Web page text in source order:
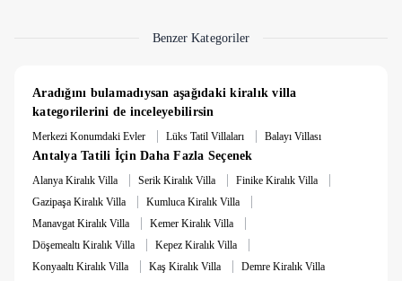
Villamıza en yakın market, manav ve restoranlar yaklaşık 5
mesafededir. Ayrıca villa sahipleri yakın konumda yaşadıkları
için misafirlerimizin herhangi bir ihtiyacı ve yardımı olması
durumunda hemen hızlı bir şekilde yardımcı olunmaktadır.
7 Gece altı konaklamalarda kapıda nakit olarak ₺5.000
temizlik ücreti bulunmaktadır.
İadeli hasar depozitosu ₺10.000’dir.
Benzer Kategoriler
Aradığını bulamadıysan aşağıdaki kiralık villa
kategorilerini de inceleyebilirsin
Merkezi Konumdaki Evler | Lüks Tatil Villaları | Balayı Villası
Antalya Tatili İçin Daha Fazla Seçenek
Alanya Kiralık Villa | Serik Kiralık Villa | Finike Kiralık Villa |
Gazipaşa Kiralık Villa | Kumluca Kiralık Villa |
Manavgat Kiralık Villa | Kemer Kiralık Villa |
Döşemealtı Kiralık Villa | Kepez Kiralık Villa |
Konyaaltı Kiralık Villa | Kaş Kiralık Villa | Demre Kiralık Villa